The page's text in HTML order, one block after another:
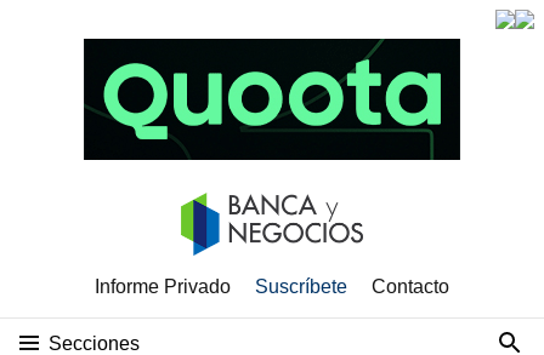
Informe Privado Suscríbete Contacto
Secciones